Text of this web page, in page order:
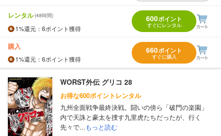
レンタル(48時間)
1%還元 ：6ポイント獲得
600ポイント
すぐにレンタル
購入
1%還元 ：6ポイント獲得
660ポイント
すぐに購入
WORST外伝 グリコ 28
お得な600ポイントレンタル
九州全面戦争最終決戦。闘いの傍ら「破門の楽園」
内で天誅と豪太を捜す九里虎たちだったが、行く
先々で...もっと読む